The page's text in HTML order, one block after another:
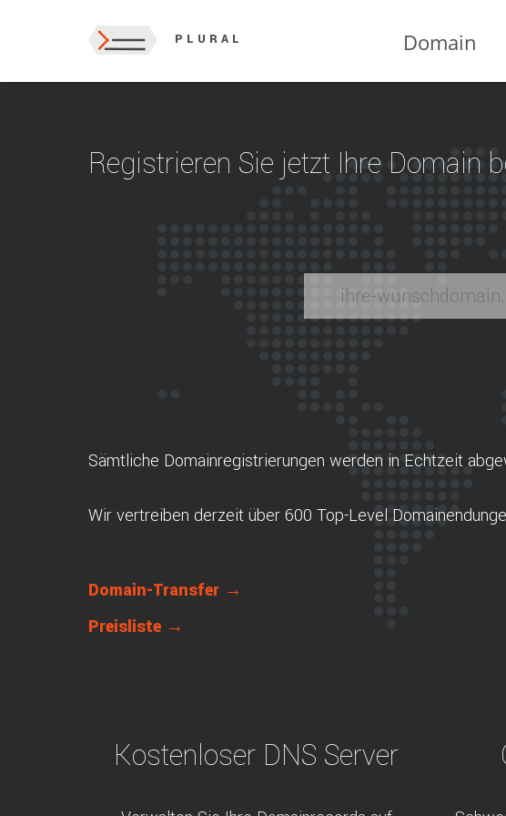
PLURAL Domain
Registrieren Sie jetzt Ihre Domain
Sämtliche Domainregistrierungen werden in Echtzeit
Wir vertreiben derzeit über 600 Top-Level
Domain-Transfer →
Preisliste →
Kostenloser DNS Server